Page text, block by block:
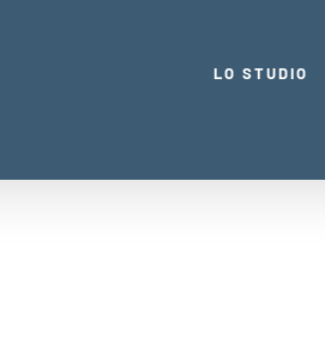
LO STUDIO